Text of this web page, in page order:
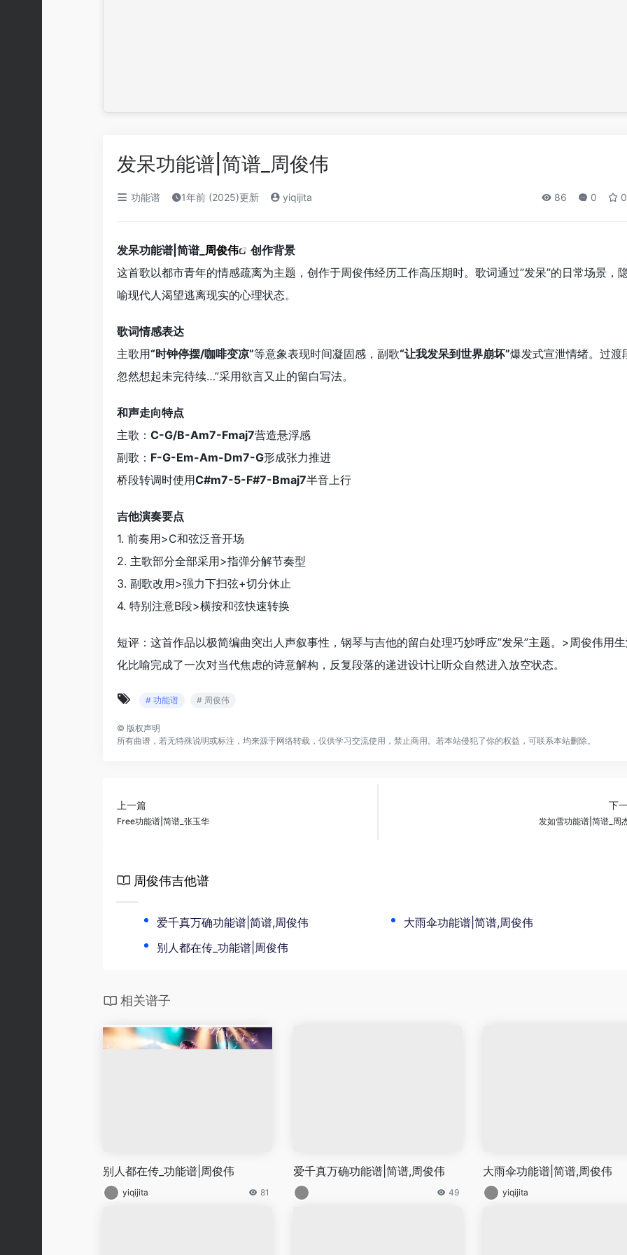
发呆功能谱|简谱_周俊伟
功能谱 1年前 (2025)更新 yiqijita 86 0 0
发呆功能谱|简谱_ 周俊伟
创作背景
这首歌以都市青年的情感疏离为主题，创作于周俊伟经历工作高压期时。歌词通过”发呆”的日常场景，
喻现代人渴望逃离现实的心理状态。
歌词情感表达
主歌用“时钟停摆/咖啡变凉”等意象表现时间凝固感，副歌“让我发呆到世界崩坏”爆发式宣泄情绪。过渡
忽然想起未完待续…”采用欲言又止的留白写法。
和声走向特点
主歌： C-G/B-Am7-Fmaj7营造悬浮感
副歌： F-G-Em-Am-Dm7-G形成张力推进
桥段转调时使用C#m7-5-F#7-Bmaj7半音上行
吉他演奏要点
1. 前奏用>C和弦泛音开场
2. 主歌部分全部采用>指弹分解节奏型
3. 副歌改用>强力下扫弦+切分休止
4. 特别注意B段>横按和弦快速转换
短评：这首作品以极简编曲突出人声叙事性，钢琴与吉他的留白处理巧妙呼应”发呆”主题。>周俊伟用
化比喻完成了一次对当代焦虑的诗意解构，反复段落的递进设计让听众自然进入放空状态。
# 功能谱 # 周俊伟
© 版权声明
所有曲谱，若无特殊说明或标注，均来源于网络转载，仅供学习交流使用，禁止商用。若本站侵犯了你的权益，可联系本站删除。
上一篇
Free功能谱|简谱_张玉华
下
发如雪功能谱|简谱_周
周俊伟吉他谱
爱千真万确功能谱|简谱,周俊伟
大雨伞功能谱|简谱,周俊伟
别人都在传_功能谱|周俊伟
相关谱子
别人都在传_功能谱|周俊伟
yiqijita 81
爱千真万确功能谱|简谱,周俊伟
49
大雨伞功能谱|简谱,周俊伟
yiqijita